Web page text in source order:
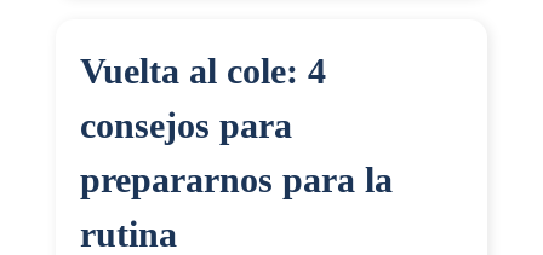
Vuelta al cole: 4
consejos para
prepararnos para la
rutina